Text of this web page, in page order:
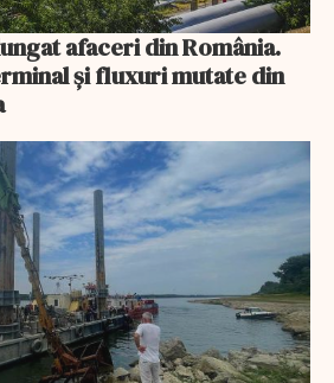
afaceri din România.
și fluxuri mutate din